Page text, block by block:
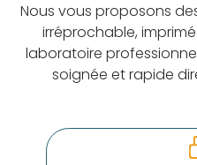
Nous vous proposons
irréprochable,
laboratoire
soignée et rapide